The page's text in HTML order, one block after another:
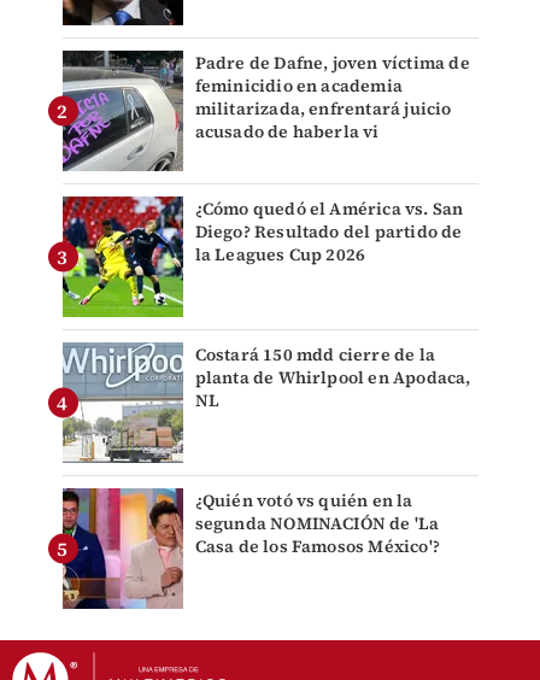
Padre de Dafne, joven víctima de
feminicidio en academia
militarizada, enfrentará juicio
acusado de haberla vi
¿Cómo quedó el América vs. San
Diego? Resultado del partido de
la Leagues Cup 2026
Costará 150 mdd cierre de la
planta de Whirlpool en Apodaca,
NL
¿Quién votó vs quién en la
segunda NOMINACIÓN de 'La
Casa de los Famosos México'?